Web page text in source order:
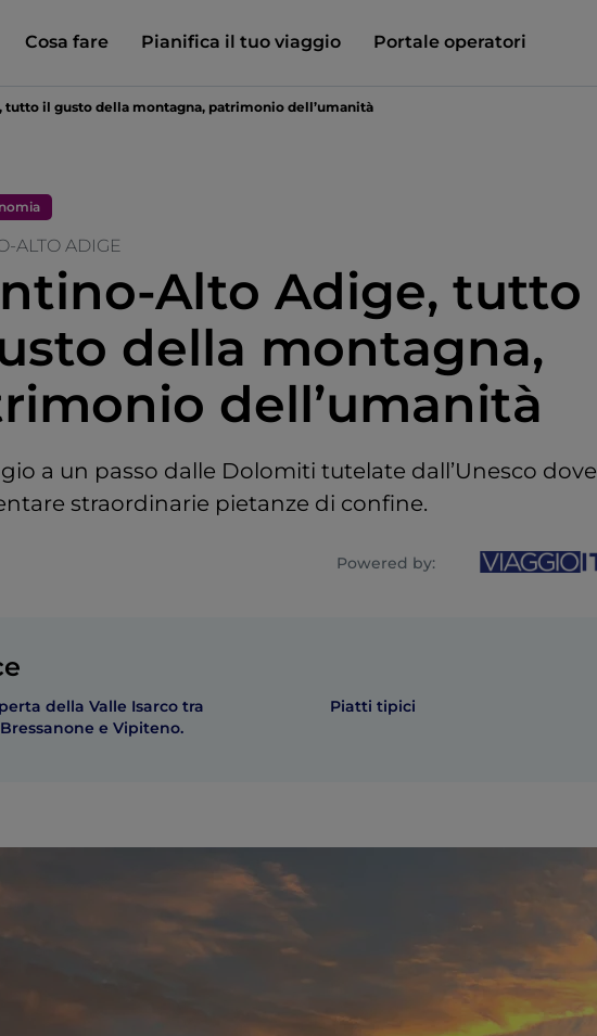
Cosa fare Pianifica il tuo viaggio Portale operatori
tutto il gusto della montagna, patrimonio dell’umanità
ALTO ADIGE
Alto Adige, tutto
della montagna,
dell’umanità
a un passo dalle Dolomiti tutelate dall’Unesco dove
straordinarie pietanze di confine.
Powered by:
della Valle Isarco tra
e Vipiteno.
Piatti tipici